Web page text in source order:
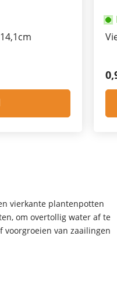
vierkante plantenpotten
om overtollig water af te
voorgroeien van zaailingen